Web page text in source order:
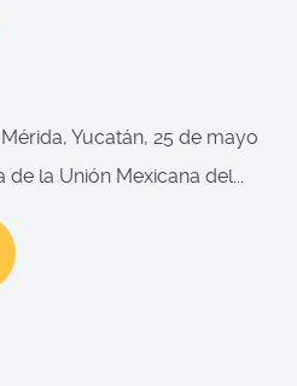
Yucatán, 25 de mayo
de la Unión Mexicana del...